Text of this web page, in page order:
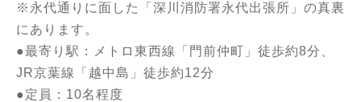
※永代通りに面した「深川消防署永代出張所」の真裏
にあります。
●最寄り駅：メトロ東西線「門前仲町」徒歩約8分、
JR京葉線「越中島」徒歩約12分
●定員：10名程度